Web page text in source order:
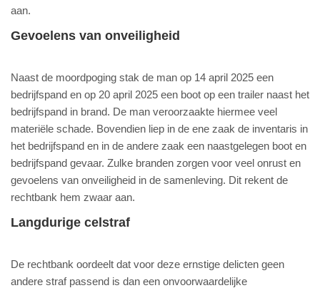
aan.
Gevoelens van onveiligheid
Naast de moordpoging stak de man op 14 april 2025 een
bedrijfspand en op 20 april 2025 een boot op een trailer naast het
bedrijfspand in brand. De man veroorzaakte hiermee veel
materiële schade. Bovendien liep in de ene zaak de inventaris in
het bedrijfspand en in de andere zaak een naastgelegen boot en
bedrijfspand gevaar. Zulke branden zorgen voor veel onrust en
gevoelens van onveiligheid in de samenleving. Dit rekent de
rechtbank hem zwaar aan.
Langdurige celstraf
De rechtbank oordeelt dat voor deze ernstige delicten geen
andere straf passend is dan een onvoorwaardelijke